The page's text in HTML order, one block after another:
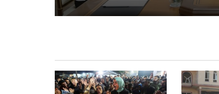
دالر به ریاست صحت عامه بغلان